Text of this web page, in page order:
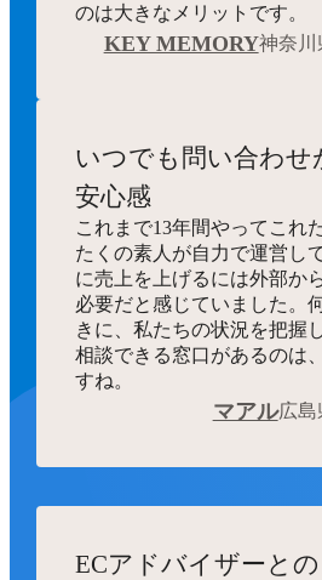
のは大きなメリットです。
KEY MEMORY神奈川
いつでも 問い合わせ
安心感
これまで13年間やってこれ
たくの素人が自力で運営し
に売上を上げるには外部か
必要だと感じていました。
きに、私たちの状況を把握
相談できる窓口があるのは
すね。
マアル広島
ECアドバイザーとの